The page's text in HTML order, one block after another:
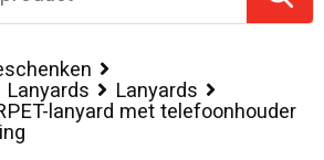
Lanyards
Lanyards
lanyard met telefoonhouder